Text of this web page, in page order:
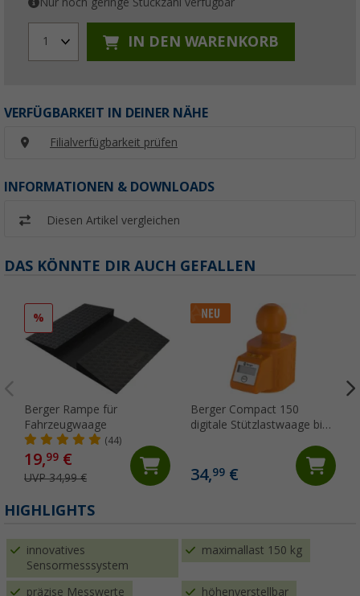
1 IN DEN WARENKORB
VERFÜGBARKEIT IN DEINER NÄHE
Filialverfügbarkeit prüfen
INFORMATIONEN & DOWNLOADS
Diesen Artikel vergleichen
DAS KÖNNTE DIR AUCH GEFALLEN
%
Berger Rampe für
Fahrzeugwaage
(44)
19,99 €
UVP 34,99 €
Berger Compact 150
digitale Stützlastwaage bis
34,99€
HIGHLIGHTS
innovatives
Sensormesssystem
maximallast 150 kg
präzise Messwerte höhenverstellbar